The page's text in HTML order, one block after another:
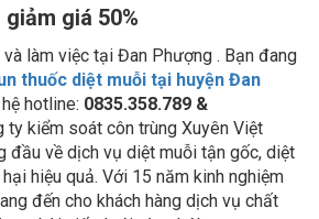
và làm việc tại Đan Phượng . Bạn đang
thuốc diệt muỗi tại huyện Đan
hotline:0835.358.789 &
kiểm soát côn trùng Xuyên Việt
về dịch vụ diệt muỗi tận gốc, diệt
hiệu quả. Với 15 năm kinh nghiệm
đến cho khách hàng dịch vụ chất
bài viết dưới này nhé!